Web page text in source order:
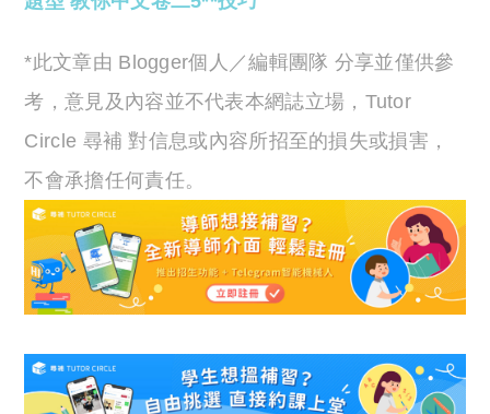
*此文章由 Blogger個人／編輯團隊 分享並僅供參
考，意見及內容並不代表本網誌立場，Tutor
Circle 尋補 對信息或內容所招至的損失或損害，
不會承擔任何責任。